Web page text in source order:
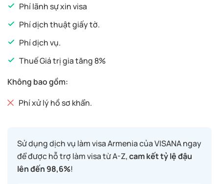
Phí lãnh sự xin visa
Phí dịch thuật giấy tờ.
Phí dịch vụ.
Thuế Giá trị gia tăng 8%
Không bao gồm:
Phí xử lý hồ sơ khẩn.
Sử dụng dịch vụ làm visa Armenia của VISANA ngay
để được hỗ trợ làm visa từ A-Z,cam kết tỷ lệ đậu
lên đến 98,6%!